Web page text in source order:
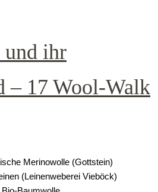
ihr
– 17 Wool-Walk
Merinowolle (Gottstein)
(Leinenweberei Vieböck)